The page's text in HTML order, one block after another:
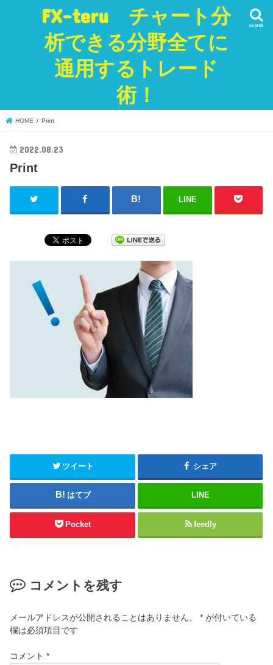
FX-teru チャート分
析できる分野全てに
通用するトレード
術！
search
HOME Print
2022.08.23
Print
LINE
ツイート シェア
はてブ LINE
Pocket feedly
コメントを残す
メールアドレスが公開されることはありません。 * が付いている
欄は必須項目です
コメント*